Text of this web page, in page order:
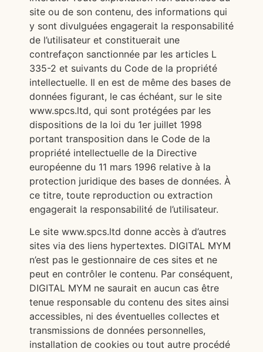
site ou de son contenu, des informations qui
y sont divulguées engagerait la responsabilité
de l’utilisateur et constituerait une
contrefaçon sanctionnée par les articles L
335-2 et suivants du Code de la propriété
intellectuelle. Il en est de même des bases de
données figurant, le cas échéant, sur le site
www.spcs.ltd, qui sont protégées par les
dispositions de la loi du 1er juillet 1998
portant transposition dans le Code de la
propriété intellectuelle de la Directive
européenne du 11 mars 1996 relative à la
protection juridique des bases de données. À
ce titre, toute reproduction ou extraction
engagerait la responsabilité de l’utilisateur.
Le site www.spcs.ltd donne accès à d’autres
sites via des liens hypertextes. DIGITAL MYM
n’est pas le gestionnaire de ces sites et ne
peut en contrôler le contenu. Par conséquent,
DIGITAL MYM ne saurait en aucun cas être
tenue responsable du contenu des sites ainsi
accessibles, ni des éventuelles collectes et
transmissions de données personnelles,
installation de cookies ou tout autre procédé